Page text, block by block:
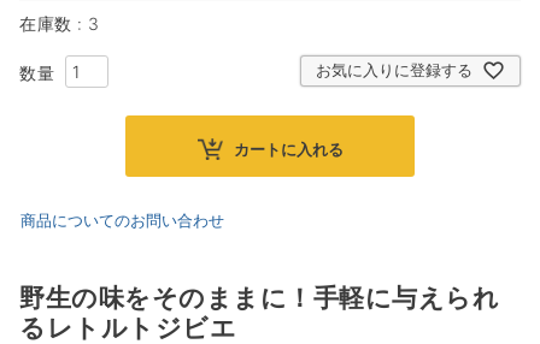
在庫数 3
お気に入りに登録する
カートに入れる
商品についてのお問い合わせ
野生の味をそのままに！手軽に与えられ
るレトルトジビエ